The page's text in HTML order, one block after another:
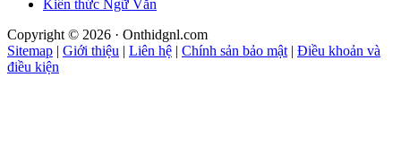
Kiến thức Ngữ Văn
Copyright © 2026 · Onthidgnl.com
Sitemap | Giới thiệu | Liên hệ | Chính sản bảo mật | Điều khoản và
điều kiện